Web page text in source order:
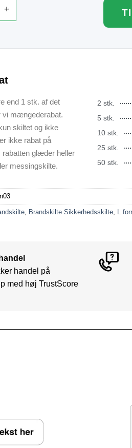
end 1 stk. af det
vi mængederabat.
skiltet og ikke
ikke rabat på
glæder heller
messingskilte.
2 stk.
5 stk.
10 stk.
25 stk.
50 stk.
Brandskilte Sikkerhedsskilte L
handel på
med høj TrustScore